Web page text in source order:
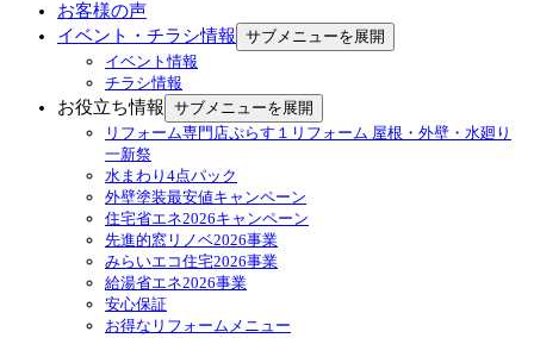
お客様の声
イベント・チラシ情報 サブメニューを展開
イベント情報
チラシ情報
お役立ち情報 サブメニューを展開
リフォーム専門店ぷらす１リフォーム 屋根・外壁・水廻り
一新祭
水まわり4点パック
外壁塗装最安値キャンペーン
住宅省エネ2026キャンペーン
先進的窓リノベ2026事業
みらいエコ住宅2026事業
給湯省エネ2026事業
安心保証
お得なリフォームメニュー